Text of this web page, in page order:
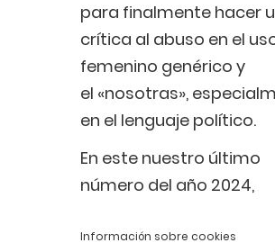
Información sobre cookies
para finalmente hacer
crítica al abuso en el
femenino genérico y
el «nosotras»,
en el lenguaje político.
En este nuestro último
número del año 2024,
desaparición física de